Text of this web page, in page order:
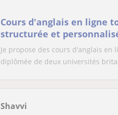
Cours d'anglais en ligne
structurée et
Je propose des cours d'anglais
diplômée de deux universités
Shavvi